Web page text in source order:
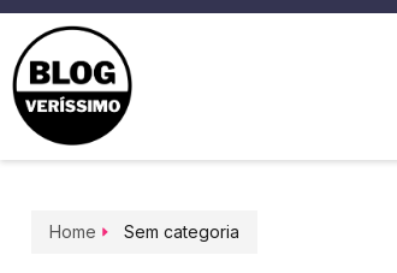
Home Sem categoria